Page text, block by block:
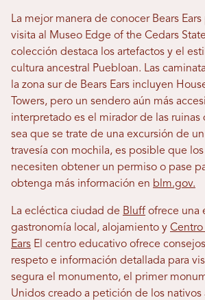
La mejor manera de conocer Bears
visita al Museo Edge of the Cedars
colección destaca los artefactos y el
cultura ancestral Puebloan. Las
la zona sur de Bears Ears incluyen
Towers, pero un sendero aún más
interpretado es el mirador de las ruinas
sea que se trate de una excursión de
travesía con mochila, es posible que
necesiten obtener un permiso o pase
obtenga más información en blm.gov.
La ecléctica ciudad de Bluff ofrece una
gastronomía local, alojamiento y Centro
Ears El centro educativo ofrece
respeto e información detallada para
segura el monumento, el primer
Unidos creado a petición de los nativos